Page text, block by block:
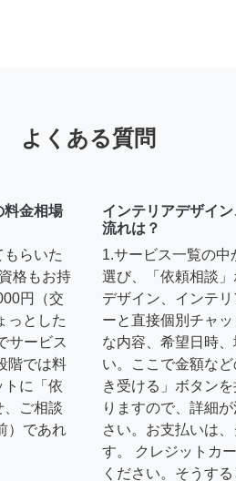
よくある質問
料金相場
らいた
格もお持
円（交
っとした
サービス
階では料
トに「依
、ご相談
）であれ
インテリアデザイ
流れは？
1.サービス一覧の
選び、「依頼相談
デザイン、インテ
ーと直接個別チャ
な内容、希望日時
い。ここで金額な
き受ける」ボタン
りますので、詳細
さい。お支払いは
す。 クレジットカ
ください。そうす